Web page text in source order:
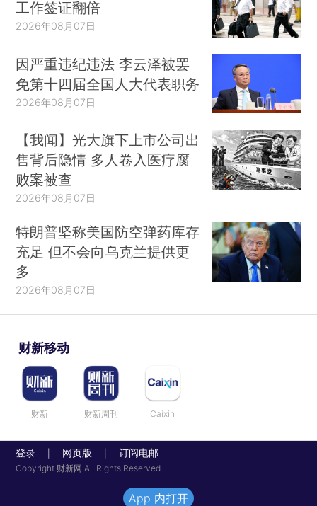
工作签证翻倍
2026年08月07日
因严重违纪违法 李云泽被罢
免第十四届全国人大代表职务
2026年08月07日
【我闻】光大旗下上市公司出
售背后隐情 多人卷入医疗腐
败案被查
2026年08月07日
特朗普坚称美国防空弹药库存
充足 但不会向乌克兰提供更
多
2026年08月07日
财新移动
财新 财新周刊 Caixin
登录 网页版 订阅电邮
Copyright 财新网 All Rights Reserved
App 内打开